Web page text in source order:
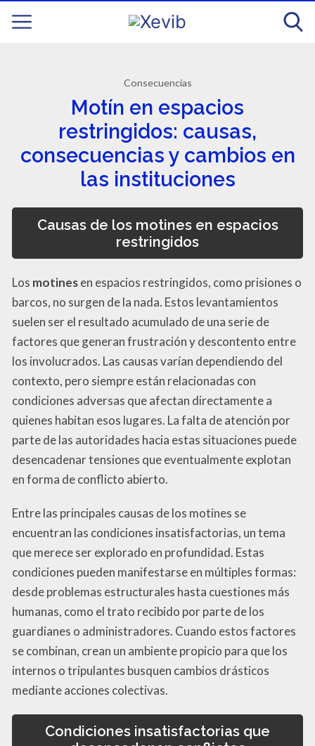
Consecuencias
Motín en espacios
restringidos: causas,
consecuencias y cambios en
las instituciones
Causas de los motines en espacios
restringidos
Los motinesen espacios restringidos, como prisiones o
barcos, no surgen de la nada. Estos levantamientos
suelen ser el resultado acumulado de una serie de
factores que generan frustración y descontento entre
los involucrados. Las causas varían dependiendo del
contexto, pero siempre están relacionadas con
condiciones adversas que afectan directamente a
quienes habitan esos lugares. La falta de atención por
parte de las autoridades hacia estas situaciones puede
desencadenar tensiones que eventualmente explotan
en forma de conflicto abierto.
Entre las principales causas de los motines se
encuentran las condiciones insatisfactorias, un tema
que merece ser explorado en profundidad. Estas
condiciones pueden manifestarse en múltiples formas:
desde problemas estructurales hasta cuestiones más
humanas, como el trato recibido por parte de los
guardianes o administradores. Cuando estos factores
se combinan, crean un ambiente propicio para que los
internos o tripulantes busquen cambios drásticos
mediante acciones colectivas.
Condiciones insatisfactorias que